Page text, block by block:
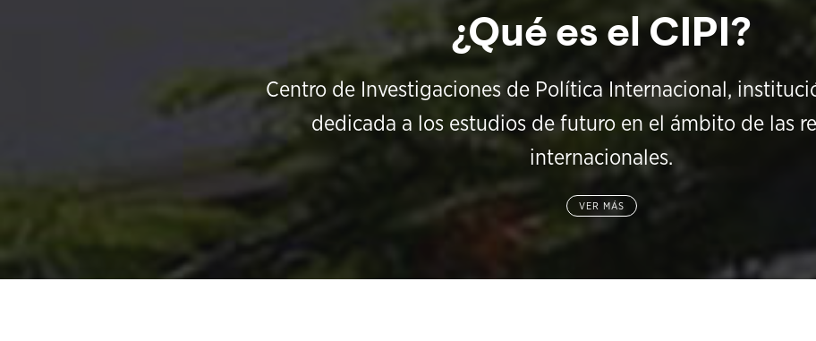
¿Qué es el CIPI?
Centro de Investigaciones de Política Internacional,
dedicada a los estudios de futuro en el ámbito de las
internacionales.
VER MÁS